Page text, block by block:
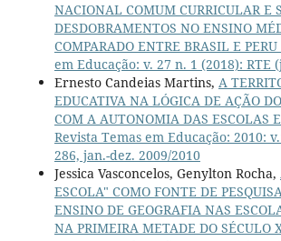
NACIONAL COMUM CURRICULAR E
DESDOBRAMENTOS NO ENSINO
COMPARADO ENTRE BRASIL E PERU
em Educação: v. 27 n. 1 (2018): RTE
Ernesto Candeias Martins, A
EDUCATIVA NA LÓGICA DE AÇÃO
COM A AUTONOMIA DAS ESCOLAS
Revista Temas em Educação: 2010:
286, jan.-dez. 2009/2010
Jessica Vasconcelos, Genylton Rocha,
ESCOLA" COMO FONTE DE
ENSINO DE GEOGRAFIA NAS
NA PRIMEIRA METADE DO SÉCULO